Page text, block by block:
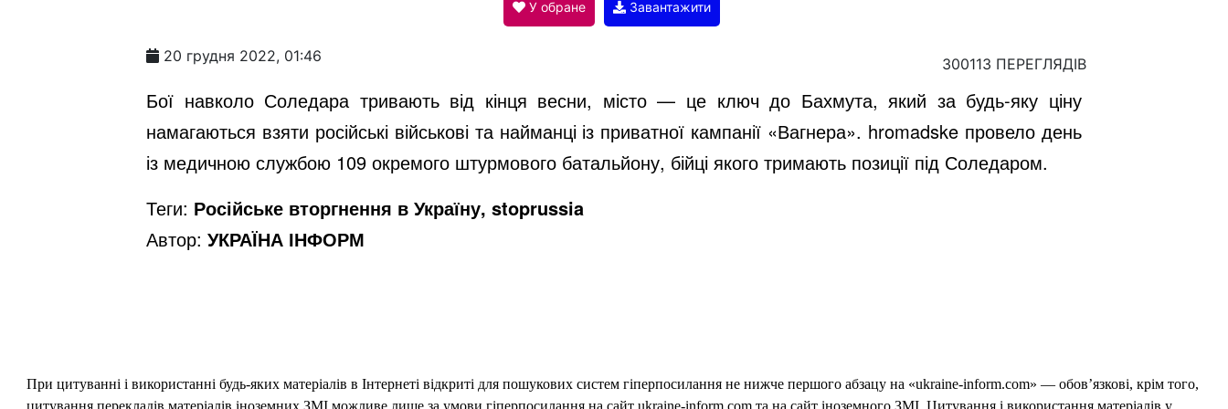
d
У обране Завантажити
20 грудня 2022, 01:46 300113 ПЕРЕГЛЯДІВ
Бої навколо Соледара тривають від кінця весни, місто — це ключ до Бахмута, який за будь-яку ціну
намагаються взяти російські військові та найманці із приватної кампанії «Вагнера». hromadske провело день
із медичною службою 109 окремого штурмового батальйону, бійці якого тримають позиції під Соледаром.
Теги: Російське вторгнення в Україну, stoprussia
Автор: УКРАЇНА ІНФОРМ
При цитуванні і використанні будь-яких матеріалів в Інтернеті відкриті для пошукових систем гіперпосилання не нижче першого абзацу на «ukraine-inform.com» — обов’язкові, крім того,
цитування перекладів матеріалів іноземних ЗМІ можливе лише за умови гіперпосилання на сайт ukraine-inform.com та на сайт іноземного ЗМІ. Цитування і використання матеріалів у